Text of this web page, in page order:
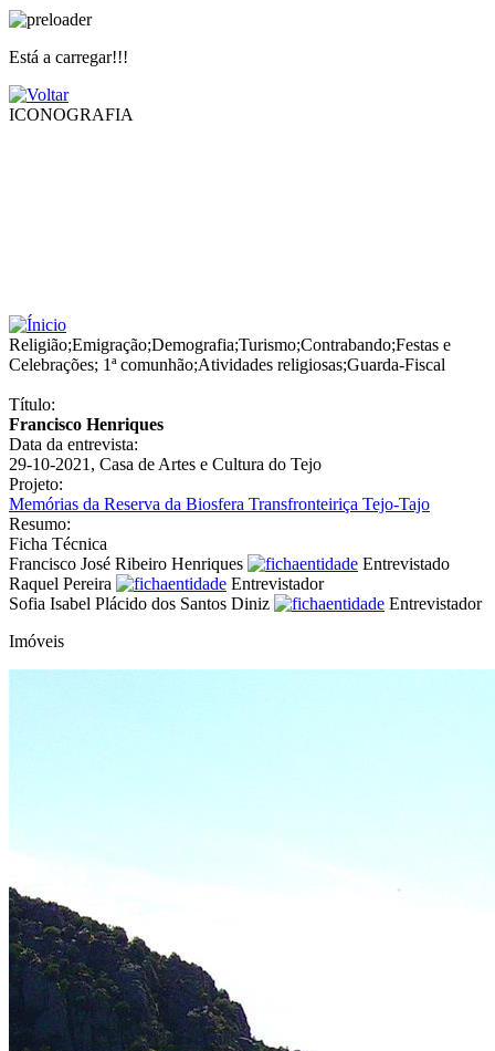
Está a carregar!!!
ICONOGRAFIA
Religião;Emigração;Demografia;Turismo;Contrabando;Festas e
Celebrações; 1ª comunhão;Atividades religiosas;Guarda-Fiscal
Título:
Francisco Henriques
Data da entrevista:
29-10-2021, Casa de Artes e Cultura do Tejo
Projeto:
Memórias da Reserva da Biosfera Transfronteiriça Tejo-Tajo
Resumo:
Ficha Técnica
Francisco José Ribeiro Henriques
Entrevistado
Raquel Pereira
Entrevistador
Sofia Isabel Plácido dos Santos Diniz
Entrevistador
Imóveis